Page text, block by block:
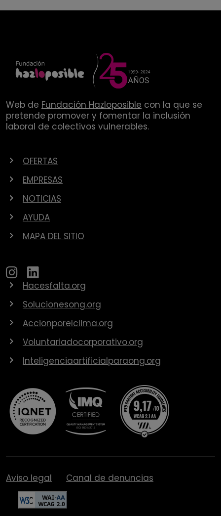
Web de Fundación Hazloposible con la que se
pretende promover y fomentar la inclusión
laboral de colectivos vulnerables.
OFERTAS
EMPRESAS
NOTICIAS
AYUDA
MAPA DEL SITIO
Hacesfalta.org
Solucionesong.org
Accionporelclima.org
Voluntariadocorporativo.org
Inteligenciaartificialparaong.org
Aviso legal Canal de denuncias